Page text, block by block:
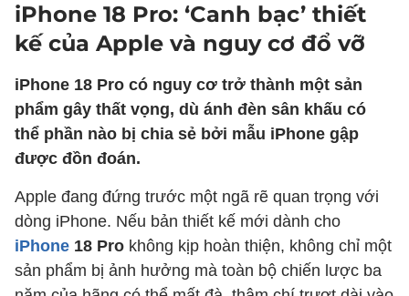
iPhone 18 Pro: ‘Canh bạc’ thiết
kế của Apple và nguy cơ đổ vỡ
iPhone 18 Pro có nguy cơ trở thành một sản
phẩm gây thất vọng, dù ánh đèn sân khấu có
thể phần nào bị chia sẻ bởi mẫu iPhone gập
được đồn đoán.
Apple đang đứng trước một ngã rẽ quan trọng với
dòng iPhone. Nếu bản thiết kế mới dành cho
iPhone 18 Pro không kịp hoàn thiện, không chỉ một
sản phẩm bị ảnh hưởng mà toàn bộ chiến lược ba